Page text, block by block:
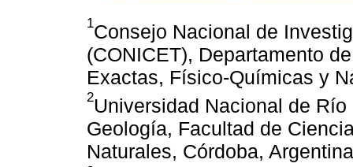
1Consejo Nacional de
(CONICET), Departamento
Exactas, Físico-Químicas y
2Universidad Nacional de
Geología, Facultad de
Naturales, Córdoba, Argentina